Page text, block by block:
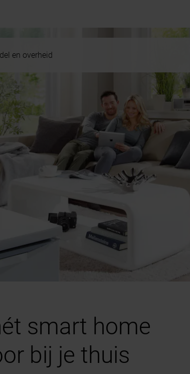
en overheid
smart home
bij je thuis